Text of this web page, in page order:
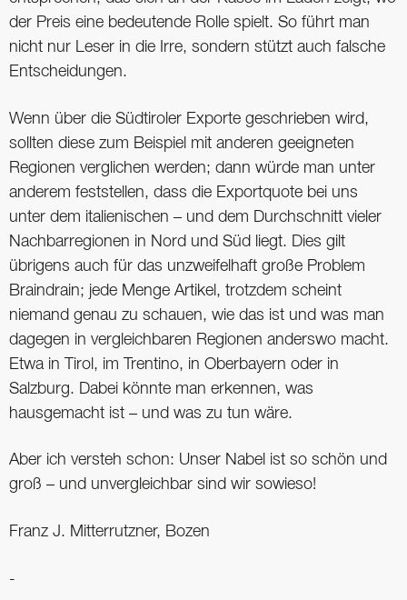
der Preis eine bedeutende Rolle spielt. So führt man
nicht nur Leser in die Irre, sondern stützt auch falsche
Entscheidungen.
Wenn über die Südtiroler Exporte geschrieben wird,
sollten diese zum Beispiel mit anderen geeigneten
Regionen verglichen werden; dann würde man unter
anderem feststellen, dass die Exportquote bei uns
unter dem italienischen – und dem Durchschnitt vieler
Nachbarregionen in Nord und Süd liegt. Dies gilt
übrigens auch für das unzweifelhaft große Problem
Braindrain; jede Menge Artikel, trotzdem scheint
niemand genau zu schauen, wie das ist und was man
dagegen in vergleichbaren Regionen anderswo macht.
Etwa in Tirol, im Trentino, in Oberbayern oder in
Salzburg. Dabei könnte man erkennen, was
hausgemacht ist – und was zu tun wäre.
Aber ich versteh schon: Unser Nabel ist so schön und
groß – und unvergleichbar sind wir sowieso!
Franz J. Mitterrutzner, Bozen
-